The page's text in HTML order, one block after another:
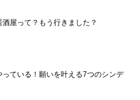
屋って？もう行きました？
ている！願いを叶える7つのシンデ